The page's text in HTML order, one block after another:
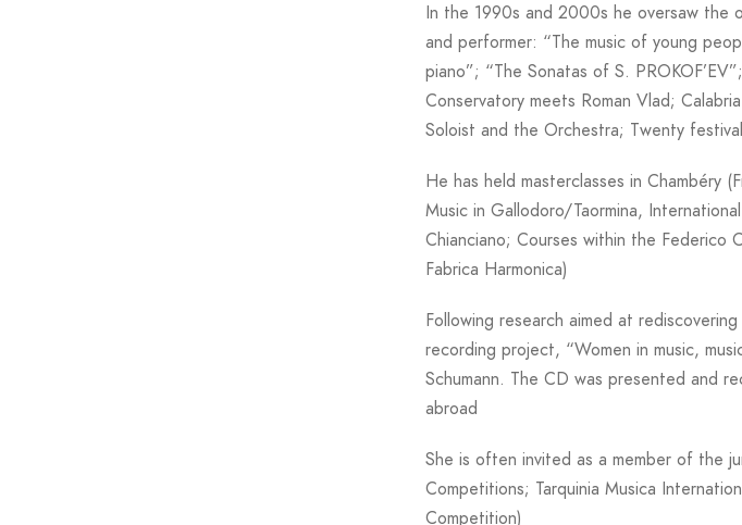
In the 1990s and 2000s he oversaw the
and performer: “The music of young
piano”; “The Sonatas of S.
Conservatory meets Roman Vlad;
Soloist and the Orchestra; Twenty
He has held masterclasses in Chambéry
Music in Gallodoro/Taormina,
Chianciano; Courses within the Federico
Fabrica Harmonica)
Following research aimed at
recording project, “Women in music,
Schumann. The CD was presented and
abroad
She is often invited as a member of the
Competitions; Tarquinia Musica
Competition)